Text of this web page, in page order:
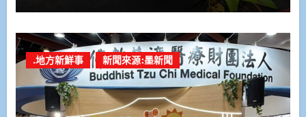
.地方新鮮事 新聞來源:墨新聞